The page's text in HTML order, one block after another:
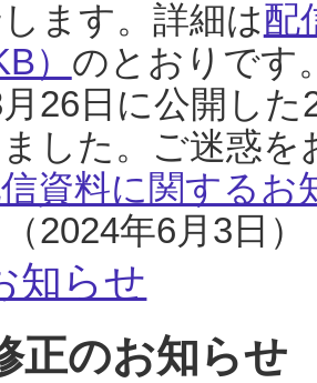
ます。詳細は配
） のとおりです
26日に公開し
した。ご迷惑
資料に関するお
2024年6月3日）
知らせ
正のお知らせ